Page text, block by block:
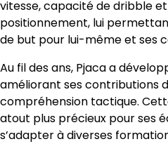
vitesse, capacité de dribble et
positionnement, lui
de but pour lui-même et ses
Au fil des ans, Pjaca a
améliorant ses contributions
compréhension tactique.
atout plus précieux pour ses
s’adapter à diverses